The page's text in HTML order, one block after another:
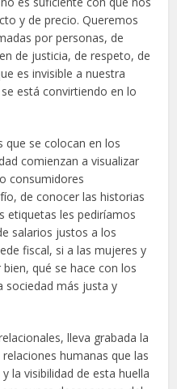
y de precio. Queremos
por personas, de
de justicia, de respeto, de
es invisible a nuestra
está convirtiendo en lo
que se colocan en los
comienzan a visualizar
consumidores
de conocer las historias
etiquetas les pediríamos
salarios justos a los
fiscal, si a las mujeres y
qué se hace con los
sociedad más justa y
lleva grabada la
humanas que las
la visibilidad de esta huella